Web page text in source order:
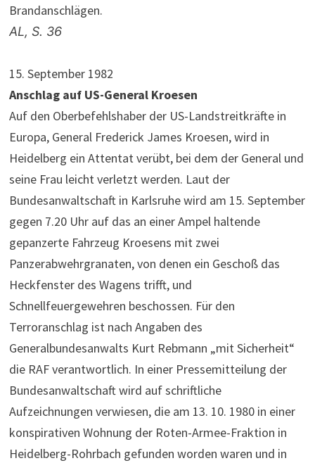
Brandanschlägen.
AL, S. 36
15. September 1982
Anschlag auf US-General Kroesen
Auf den Oberbefehlshaber der US-Landstreitkräfte in
Europa, General Frederick James Kroesen, wird in
Heidelberg ein Attentat verübt, bei dem der General und
seine Frau leicht verletzt werden. Laut der
Bundesanwaltschaft in Karlsruhe wird am 15. September
gegen 7.20 Uhr auf das an einer Ampel haltende
gepanzerte Fahrzeug Kroesens mit zwei
Panzerabwehrgranaten, von denen ein Geschoß das
Heckfenster des Wagens trifft, und
Schnellfeuergewehren beschossen. Für den
Terroranschlag ist nach Angaben des
Generalbundesanwalts Kurt Rebmann „mit Sicherheit“
die RAF verantwortlich. In einer Pressemitteilung der
Bundesanwaltschaft wird auf schriftliche
Aufzeichnungen verwiesen, die am 13. 10. 1980 in einer
konspirativen Wohnung der Roten-Armee-Fraktion in
Heidelberg-Rohrbach gefunden worden waren und in